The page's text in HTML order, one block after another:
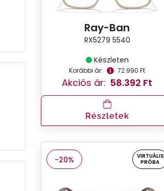
Ray-Ban
RX5279 5540
Készleten
Korábbi ár: 72.990 Ft
Akciós ár: 58.392 Ft
Részletek
-20%
VIRTUÁLIS
PRÓBA